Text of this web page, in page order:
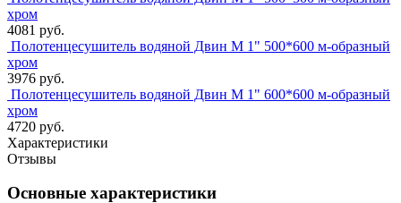
хром
4081 руб.
Полотенцесушитель водяной Двин M 1" 500*600 м-образный
хром
3976 руб.
Полотенцесушитель водяной Двин M 1" 600*600 м-образный
хром
4720 руб.
Характеристики
Отзывы
Основные характеристики